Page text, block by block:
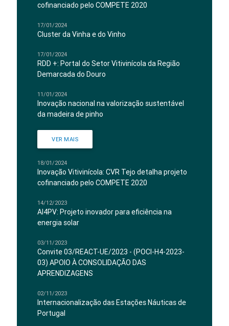
cofinanciado pelo COMPETE 2020
17/01/2024
Cluster da Vinha e do Vinho
17/01/2024
RDD +: Portal do Setor Vitivinícola da Região
Demarcada do Douro
11/01/2024
Inovação nacional na valorização sustentável
da madeira de pinho
VER MAIS
18/01/2024
Inovação Vitivinícola: CVR Tejo detalha projeto
cofinanciado pelo COMPETE 2020
14/12/2023
AI4PV: Projeto inovador para eficiência na
energia solar
03/11/2023
Convite 03/REACT-UE/2023 - (POCI-H4-2023-
03) APOIO À CONSOLIDAÇÃO DAS
APRENDIZAGENS
02/11/2023
Internacionalização das Estações Náuticas de
Portugal